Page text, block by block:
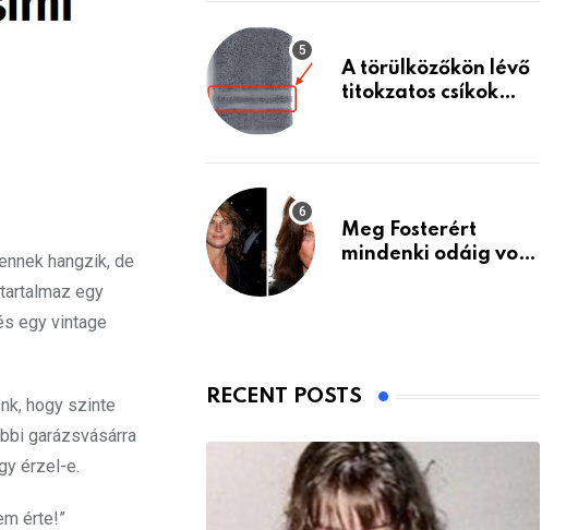
hangzik, de
egy
egy vintage
hogy szinte
garázsvásárra
érzel-e.
érte!”
A törülközőkön lévő
titokzatos csíkok
Meg Fosterért
mindenki odáig volt
RECENT POSTS